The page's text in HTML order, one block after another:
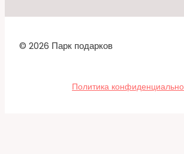
© 2026 Парк подарков
Политика